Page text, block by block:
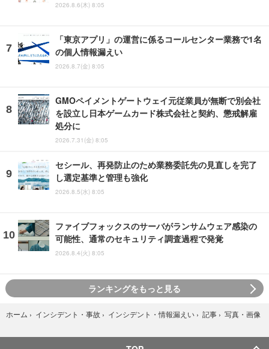
2026.8.6(木) 8:05
「東京アプリ」の運営に係るコールセンター業務で1名
の個人情報漏えい
2026.8.7(金) 8:05
GMOペイメントゲートウェイ元従業員が無断で別会社
を設立し日本ゲームカード株式会社と契約、懲戒解雇
処分に
2026.7.31(金) 8:05
セシール、再発防止のため業務委託先の見直しを完了
し選定基準と管理も強化
2026.8.5(水) 8:05
ファイブフォックスのサーバがランサムウェア感染の
可能性、通常のセキュリティ調査過程で発覚
2026.8.4(火) 8:05
ランキングをもっと見る
ホーム › インシデント・事故 › インシデント・情報漏えい › 記事 › 写真・画像